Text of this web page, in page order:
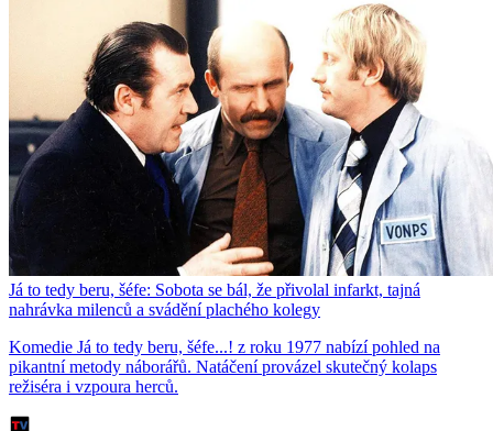
Já to tedy beru, šéfe: Sobota se bál, že přivolal infarkt, tajná
nahrávka milenců a svádění plachého kolegy
Komedie Já to tedy beru, šéfe...! z roku 1977 nabízí pohled na
pikantní metody náborářů. Natáčení provázel skutečný kolaps
režiséra i vzpoura herců.